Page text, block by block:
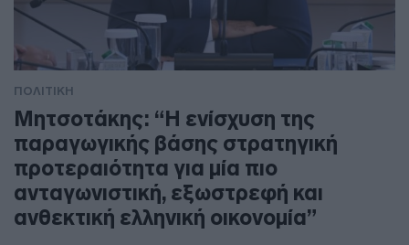
ΠΟΛΙΤΙΚΗ
Μητσοτάκης: “Η ενίσχυση της
παραγωγικής βάσης στρατηγική
προτεραιότητα για μία πιο
ανταγωνιστική, εξωστρεφή και
ανθεκτική ελληνική οικονομία”